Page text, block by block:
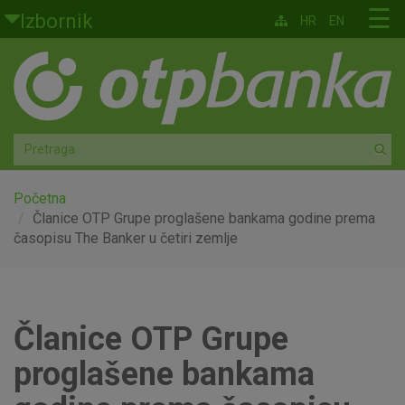
Skoči na glavni sadržaj
Izbornik
Građani
Privatno bankarstvo
Agro
Mala poduzeća i obrtnici
Srednja i velika poduzeća
Faktoring
O nama
☰
HR EN
Početna
Članice OTP Grupe proglašene bankama godine prema
časopisu The Banker u četiri zemlje
Članice OTP Grupe
proglašene bankama